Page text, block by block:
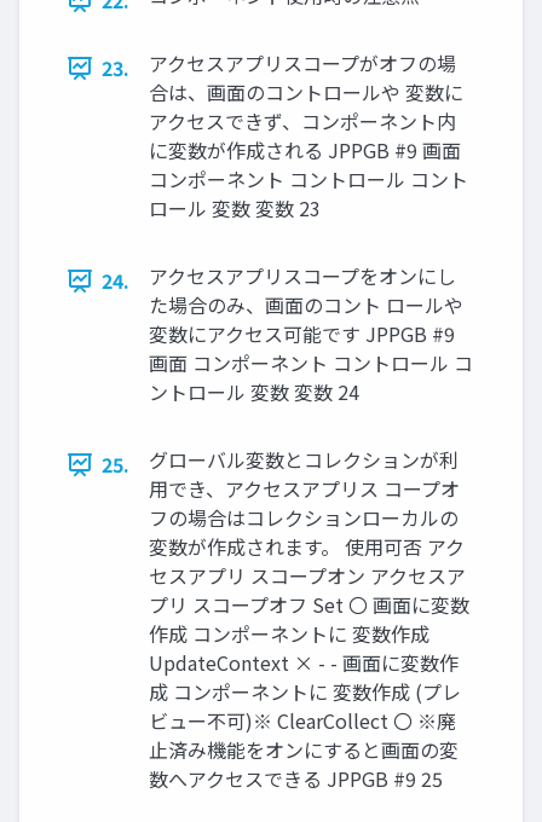
23.
アクセスアプリスコープがオフの場
合は、画面のコントロールや 変数に
アクセスできず、コンポーネント内
に変数が作成される JPPGB #9 画面
コンポーネント コントロール コント
ロール 変数 変数 23
24.
アクセスアプリスコープをオンにし
た場合のみ、画面のコント ロールや
変数にアクセス可能です JPPGB #9
画面 コンポーネント コントロール コ
ントロール 変数 変数 24
25.
グローバル変数とコレクションが利
用でき、アクセスアプリス コープオ
フの場合はコレクションローカルの
変数が作成されます。 使用可否 アク
セスアプリ スコープオン アクセスア
プリ スコープオフ Set 〇 画面に変数
作成 コンポーネントに 変数作成
UpdateContext × - - 画面に変数作
成 コンポーネントに 変数作成 (プレ
ビュー不可)※ ClearCollect 〇 ※廃
止済み機能をオンにすると画面の変
数へアクセスできる JPPGB #9 25